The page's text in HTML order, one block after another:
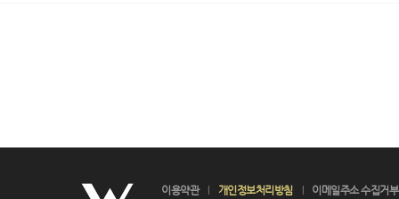
이용약관 개인정보처리방침 이메일주소 수집거부